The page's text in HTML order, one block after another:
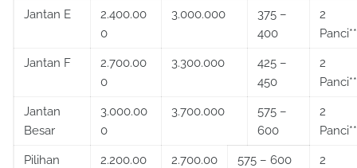
Jantan E
2.400.00
0
3.000.000
375 –
400
2
Panci**
Jantan F
2.700.00
0
3.300.000
425 –
450
2
Panci**
Jantan
Besar
3.000.00
0
3.700.000
575 –
600
2
Panci**
Pilihan
2.200.00
2.700.00
575 – 600
2